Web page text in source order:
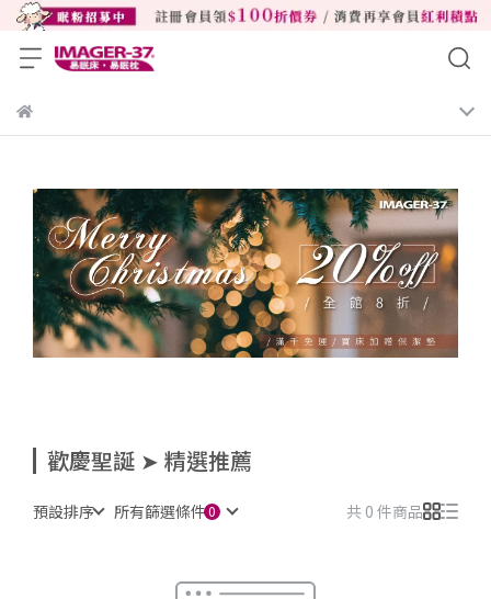
歡慶聖誕 ➤ 精選推薦
預設排序 所有篩選條件 共 0 件商品